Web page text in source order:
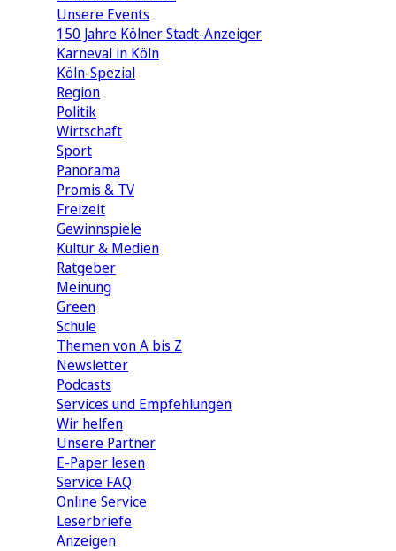
Unsere Events
150 Jahre Kölner Stadt-Anzeiger
Karneval in Köln
Köln-Spezial
Region
Politik
Wirtschaft
Sport
Panorama
Promis & TV
Freizeit
Gewinnspiele
Kultur & Medien
Ratgeber
Meinung
Green
Schule
Themen von A bis Z
Newsletter
Podcasts
Services und Empfehlungen
Wir helfen
Unsere Partner
E-Paper lesen
Service FAQ
Online Service
Leserbriefe
Anzeigen